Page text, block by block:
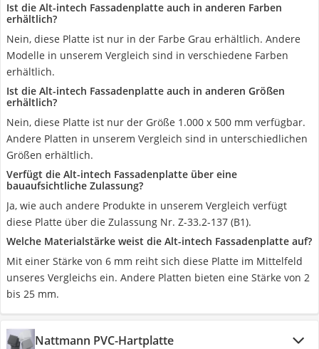
Ist die Alt-intech Fassadenplatte auch in anderen Farben
erhältlich?
Nein, diese Platte ist nur in der Farbe Grau erhältlich. Andere
Modelle in unserem Vergleich sind in verschiedene Farben
erhältlich.
Ist die Alt-intech Fassadenplatte auch in anderen Größen
erhältlich?
Nein, diese Platte ist nur der Größe 1.000 x 500 mm verfügbar.
Andere Platten in unserem Vergleich sind in unterschiedlichen
Größen erhältlich.
Verfügt die Alt-intech Fassadenplatte über eine
bauaufsichtliche Zulassung?
Ja, wie auch andere Produkte in unserem Vergleich verfügt
diese Platte über die Zulassung Nr. Z-33.2-137 (B1).
Welche Materialstärke weist die Alt-intech Fassadenplatte auf?
Mit einer Stärke von 6 mm reiht sich diese Platte im Mittelfeld
unseres Vergleichs ein. Andere Platten bieten eine Stärke von 2
bis 25 mm.
Nattmann PVC-Hartplatte